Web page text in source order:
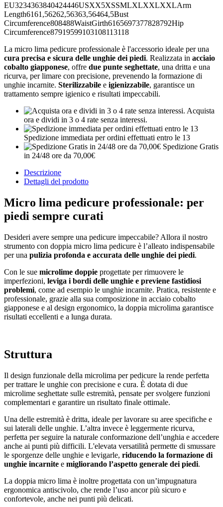
EU3234363840424446USXX5XSSMLXLXXLXXLArm
Length6161,56262,56363,56464,5Bust
Circumference808488WaistGirth6165697377828792Hip
Circumference87919599103108113118
La micro lima pedicure professionale è l'accessorio ideale per una
cura precisa e sicura delle unghie dei piedi. Realizzata in acciaio
cobalto giapponese, offre due punte seghettate, una dritta e una
ricurva, per limare con precisione, prevenendo la formazione di
unghie incarnite. Sterilizzabile e igienizzabile, garantisce un
trattamento sempre igienico e risultati impeccabili.
Acquista
ora e dividi in 3 o 4 rate senza interessi.
Spedizione immediata per ordini effettuati entro le 13
Spedizione Gratis
in 24/48 ore da 70,00€
Descrizione
Dettagli del prodotto
Micro lima pedicure professionale: per
piedi sempre curati
Desideri avere sempre una pedicure impeccabile? Allora il nostro
strumento con doppia micro lima pedicure è l’alleato indispensabile
per una pulizia profonda e accurata delle unghie dei piedi.
Con le sue microlime doppie progettate per rimuovere le
imperfezioni, leviga i bordi delle unghie e previene fastidiosi
problemi, come ad esempio le unghie incarnite. Pratica, resistente e
professionale, grazie alla sua composizione in acciaio cobalto
giapponese e al design ergonomico, la doppia microlima garantisce
risultati eccellenti e a lunga durata.
Struttura
Il design funzionale della microlima per pedicure la rende perfetta
per trattare le unghie con precisione e cura. È dotata di due
microlime seghettate sulle estremità, pensate per svolgere funzioni
complementari e garantire un risultato finale ottimale.
Una delle estremità è dritta, ideale per lavorare su aree specifiche e
sui laterali delle unghie. L’altra invece è leggermente ricurva,
perfetta per seguire la naturale conformazione dell’unghia e accedere
anche ai punti più difficili. L'elevata versatilità permette di smussare
le sporgenze delle unghie e levigarle, riducendo la formazione di
unghie incarnite e migliorando l’aspetto generale dei piedi.
La doppia micro lima è inoltre progettata con un’impugnatura
ergonomica antiscivolo, che rende l’uso ancor più sicuro e
confortevole, anche nei punti più delicati.